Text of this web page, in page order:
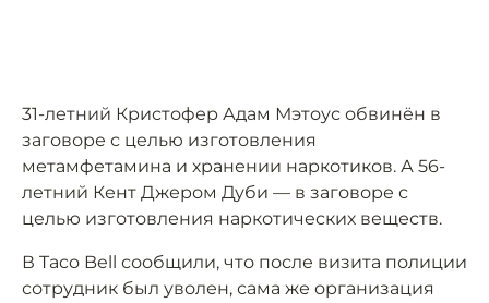
31-летний Кристофер Адам Мэтоус обвинён в
заговоре с целью изготовления
метамфетамина и хранении наркотиков. А 56-
летний Кент Джером Дуби — в заговоре с
целью изготовления наркотических веществ.
В Taco Bell сообщили, что после визита полиции
сотрудник был уволен, сама же организация